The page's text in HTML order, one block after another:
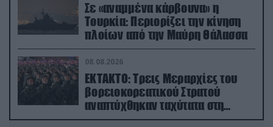
Σε «αναμμένα κάρβουνα» η
Τουρκία: Περιορίζει την κίνηση
πλοίων από την Μαύρη Θάλασσα
08.08.2026
ΕΚΤΑΚΤΟ: Τρεις Μεραρχίες του
βορειοκορεατικού Στρατού
αναπτύχθηκαν ταχύτατα στη
Ρωσία